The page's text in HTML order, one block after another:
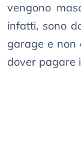
vengono
infatti, sono
garage e non
dover pagare